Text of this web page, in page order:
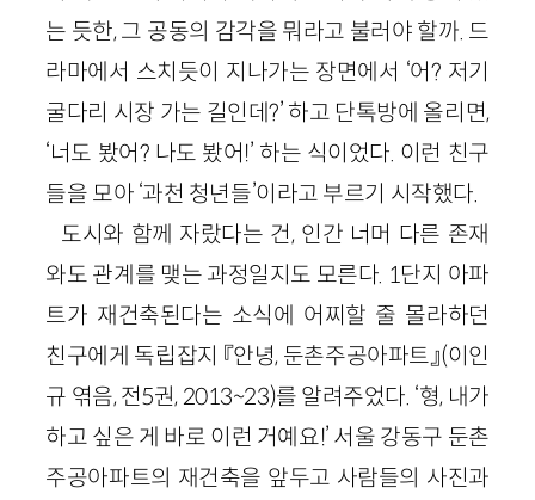
는 듯한, 그 공동의 감각을 뭐라고 불러야 할까. 드
라마에서 스치듯이 지나가는 장면에서 ‘어? 저기
굴다리 시장 가는 길인데?’ 하고 단톡방에 올리면,
‘너도 봤어? 나도 봤어!’ 하는 식이었다. 이런 친구
들을 모아 ‘과천 청년들’이라고 부르기 시작했다.
도시와 함께 자랐다는 건, 인간 너머 다른 존재
와도 관계를 맺는 과정일지도 모른다. 1단지 아파
트가 재건축된다는 소식에 어찌할 줄 몰라하던
친구에게 독립잡지 『안녕, 둔촌주공아파트』(이인
규 엮음, 전5권, 2013~23)를 알려주었다. ‘형, 내가
하고 싶은 게 바로 이런 거예요!’ 서울 강동구 둔촌
주공아파트의 재건축을 앞두고 사람들의 사진과